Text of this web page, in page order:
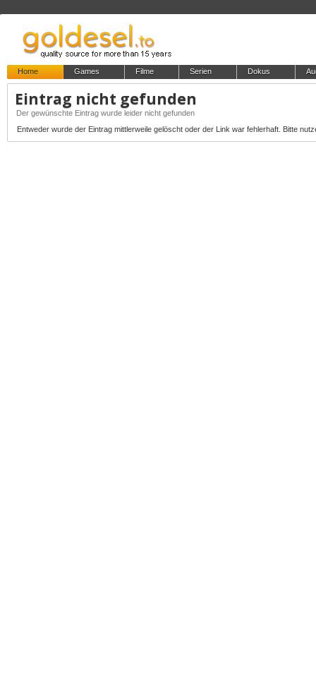
Home Games Filme Serien Dokus
Eintrag nicht gefunden
Der gewünschte Eintrag wurde leider nicht gefunden
Entweder wurde der Eintrag mittlerweile gelöscht oder der Link war fehlerhaft. Bitte